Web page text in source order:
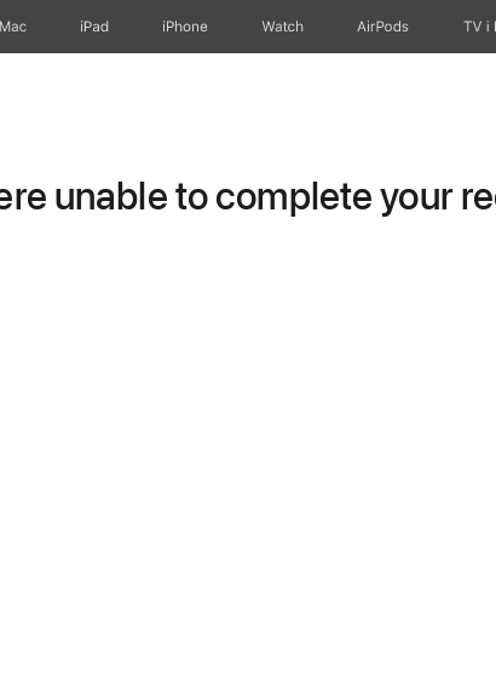
Mac iPad iPhone Watch AirPods TV i
unable to complete your